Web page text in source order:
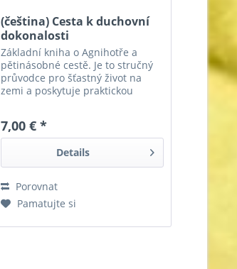
(čeština) Cesta k duchovní
dokonalosti
Základní kniha o Agnihotře a
pětinásobné cestě. Je to stručný
průvodce pro šťastný život na
zemi a poskytuje praktickou
brož Vasant V. Paranjpe
7,00 € *
Details
Porovnat
Pamatujte si